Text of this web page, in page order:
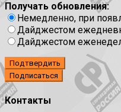
Получать обновления:
Немедленно, при
Дайджестом
Дайджестом
Подтвердить
Контакты